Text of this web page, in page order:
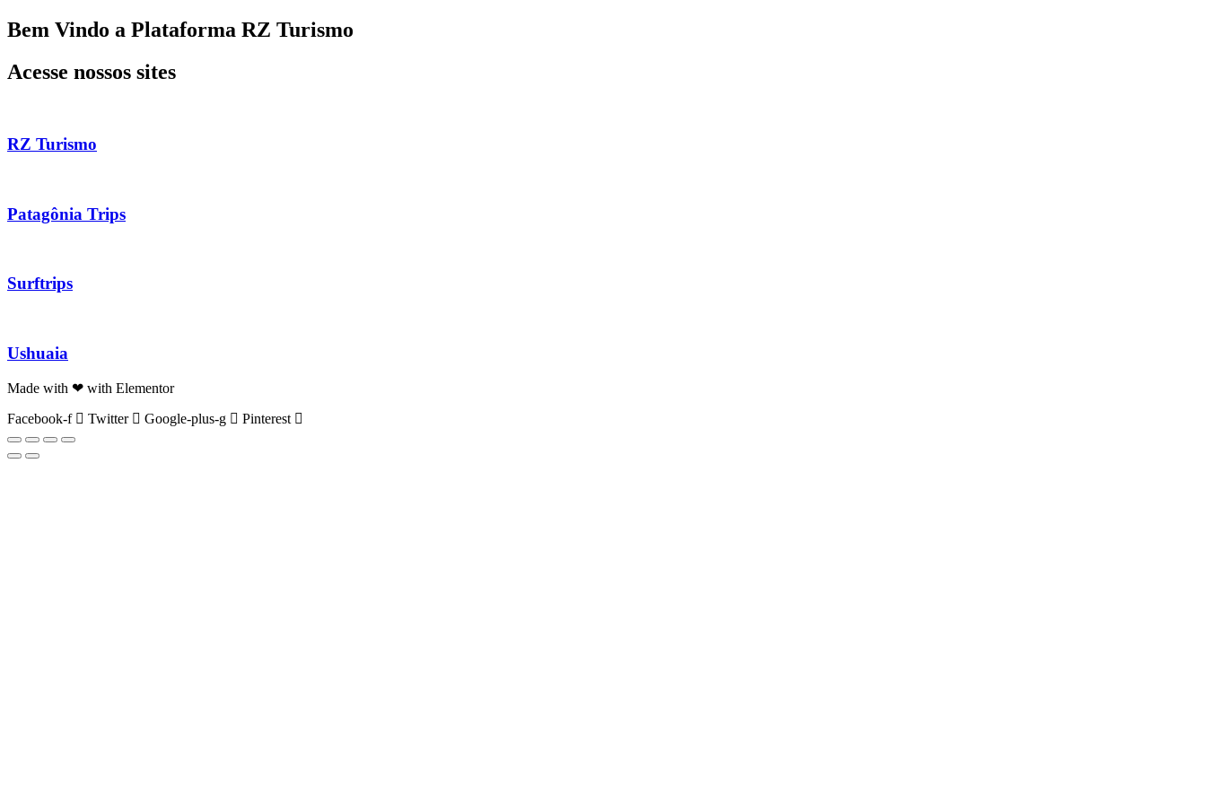
Ir
para
conteúdo
Bem Vindo a Plataforma RZ Turismo
Acesse nossos sites
RZ Turismo
Patagônia Trips
Surftrips
Ushuaia
Made with ❤ with Elementor
Facebook-f
Twitter Google-plus-g Pinterest